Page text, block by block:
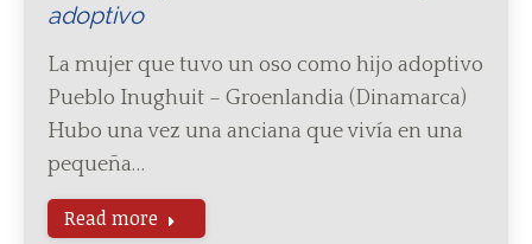
adoptivo
La mujer que tuvo un oso como hijo adoptivo
Pueblo Inughuit – Groenlandia (Dinamarca)
Hubo una vez una anciana que vivía en una
pequeña…
Read more